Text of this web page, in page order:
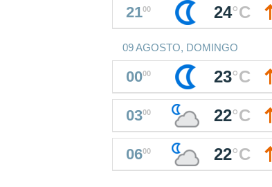
2100 24°C
09 AGOSTO, DOMINGO
0000 23°C
0300 22°C
0600 22°C